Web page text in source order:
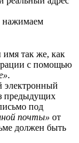
нажимаем
так же, как
с помощью
.
электронный
предыдущих
под
почты» от
должен быть